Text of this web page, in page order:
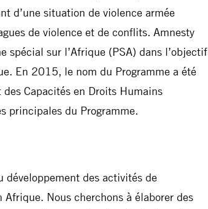
d’une situation de violence armée
de violence et de conflits. Amnesty
spécial sur l’Afrique (PSA) dans l’objectif
En 2015, le nom du Programme a été
Capacités en Droits Humains
principales du Programme.
développement des activités de
Nous cherchons à élaborer des